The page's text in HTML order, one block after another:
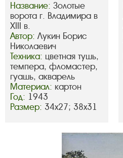
Название: Золотые
ворота г. Владимира в
XIII в.
Автор: Лукин Борис
Николаевич
Техника: цветная тушь,
темпера, фломастер,
гуашь, акварель
Материал: картон
Год: 1943
Размер: 34х27; 38х31